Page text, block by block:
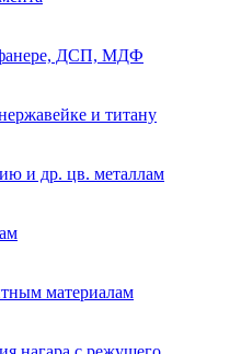
фанере, ДСП, МДФ
и титану
и др. цв. металлам
материалам